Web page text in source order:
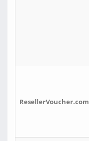
ResellerVoucher.com